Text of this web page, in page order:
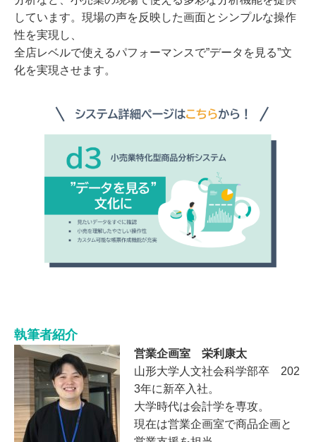
しています。現場の声を反映した画面とシンプルな操作
性を実現し、
全店レベルで使えるパフォーマンスで”データを見る”文
化を実現させます。
執筆者紹介
営業企画室 栄利康太
山形大学人文社会科学部卒 202
3年に新卒入社。
大学時代は会計学を専攻。
現在は営業企画室で商品企画と